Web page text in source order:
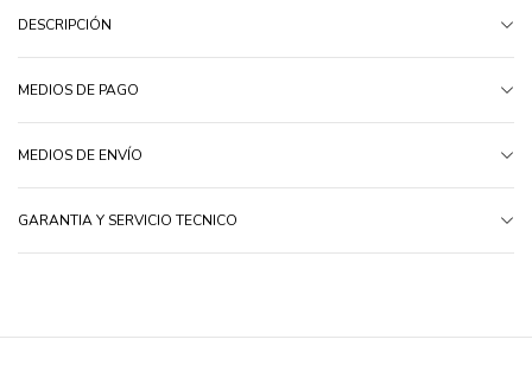
DESCRIPCIÓN
MEDIOS DE PAGO
MEDIOS DE ENVÍO
GARANTIA Y SERVICIO TECNICO